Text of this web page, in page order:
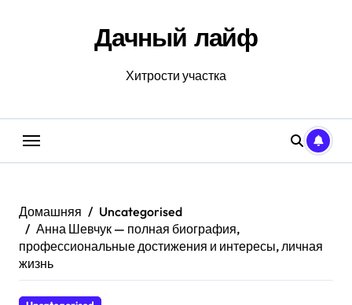
Дачный лайф
Хитрости участка
Домашняя
Uncategorised
Анна Шевчук — полная биография,
профессиональные достижения и интересы, личная
жизнь